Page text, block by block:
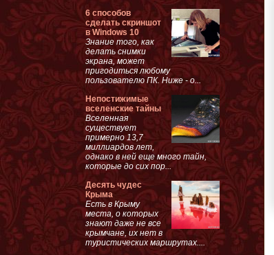
6 способов
сделать скриншот
в Windows 10
Знание того, как
делать снимки
экрана, может
пригодиться любому
пользователю ПК. Ниже - о...
Непостижимые
вселенские тайны
Вселенная
существует
примерно 13,7
миллиардов лет,
однако в ней еще много тайн,
которые до сих пор...
Десять чудес
Крыма
Есть в Крыму
места, о которых
знают даже не все
крымчане, их нет в
туристических маршрутах....